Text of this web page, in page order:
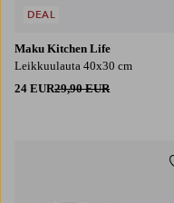
Maku Kitchen Life
Leikkuulauta 40x30 cm
24 EUR29,90 EUR
DEAL